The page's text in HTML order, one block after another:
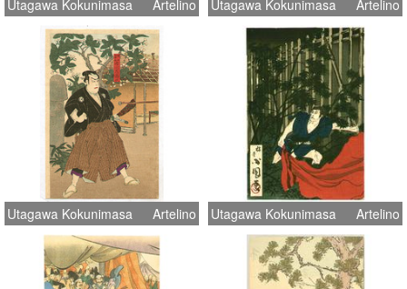
Utagawa Kokunimasa Artelino Utagawa Kokunimasa Artelino
Utagawa Kokunimasa Artelino Utagawa Kokunimasa Artelino